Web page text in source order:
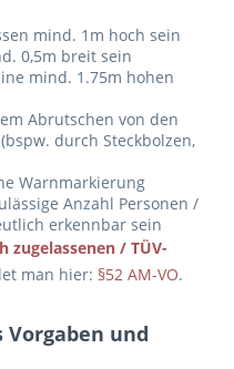
mind. 1m hoch sein
0,5m breit sein
mind. 1.75m hohen
Abrutschen von den
durch Steckbolzen,
Warnmarkierung
Anzahl Personen /
erkennbar sein
zugelassenen / TÜV-
man hier: §52 AM-VO.
und